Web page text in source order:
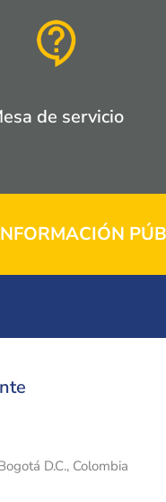
de servicio
D.C., Colombia